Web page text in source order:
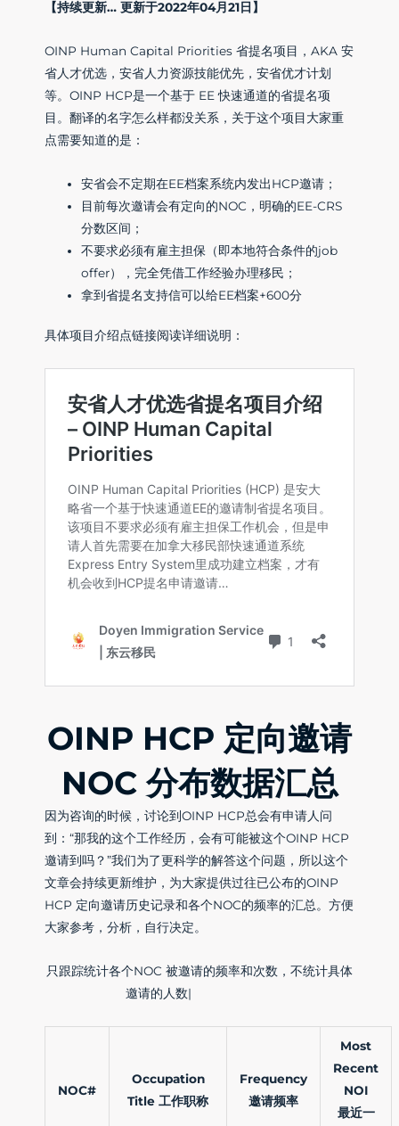
【持续更新… 更新于2022年04月21日】
OINP Human Capital Priorities 省提名项目，AKA 安
省人才优选，安省人力资源技能优先，安省优才计划
等。OINP HCP是一个基于 EE 快速通道的省提名项
目。翻译的名字怎么样都没关系，关于这个项目大家重
点需要知道的是：
安省会不定期在EE档案系统内发出HCP邀请；
目前每次邀请会有定向的NOC，明确的EE-CRS
分数区间；
不要求必须有雇主担保（即本地符合条件的job
offer），完全凭借工作经验办理移民；
拿到省提名支持信可以给EE档案+600分
具体项目介绍点链接阅读详细说明：
OINP HCP 定向邀请
NOC 分布数据汇总
因为咨询的时候，讨论到OINP HCP总会有申请人问
到：“那我的这个工作经历，会有可能被这个OINP HCP
邀请到吗？”我们为了更科学的解答这个问题，所以这个
文章会持续更新维护，为大家提供过往已公布的OINP
HCP 定向邀请历史记录和各个NOC的频率的汇总。方便
大家参考，分析，自行决定。
只跟踪统计各个NOC 被邀请的频率和次数，不统计具体
邀请的人数，EE-CRS
NOC#
Occupation
Title 工作职称
Frequency
邀请频率
Most
Recent
NOI
最近一